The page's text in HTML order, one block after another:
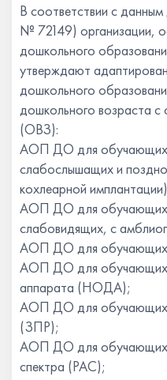
В соответствии с
№ 72149) организации,
дошкольного
утверждают
дошкольного
дошкольного возраста с
(ОВЗ):
АОП ДО для
слабослышащих и
кохлеарной
АОП ДО для
слабовидящих, с
АОП ДО для
АОП ДО для
аппарата (НОДА);
АОП ДО для
(ЗПР);
АОП ДО для
спектра (РАС);